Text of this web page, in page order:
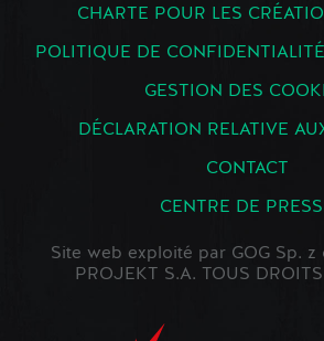
CHARTE POUR LES
POLITIQUE DE
GESTION DES
DÉCLARATION RELATIVE
CONTACT
CENTRE DE
Site web exploité par GOG Sp. z
PROJEKT S.A. TOUS DROITS